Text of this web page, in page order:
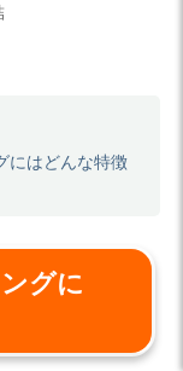
にはどんな特徴
グに